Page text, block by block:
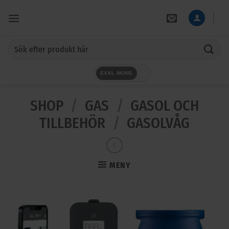
EXKL MOMS
SHOP GAS
GASOL OCH
TILLBEHÖR
GASOLVÅG
MENY